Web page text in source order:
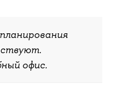
офис.